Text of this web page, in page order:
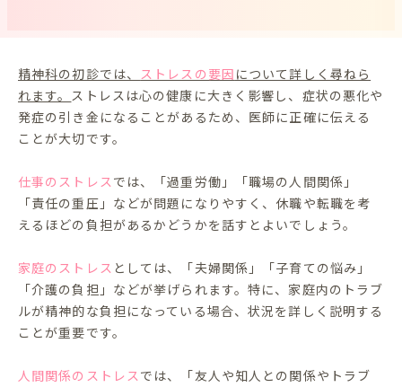
精神科の初診では、 ストレスの要因 について詳しく尋ねら
れます。 ストレスは心の健康に大きく影響し、症状の悪化や
発症の引き金になることがあるため、医師に正確に伝える
ことが大切です。
仕事のストレスでは、「過重労働」「職場の人間関係」
「責任の重圧」などが問題になりやすく、休職や転職を考
えるほどの負担があるかどうかを話すとよいでしょう。
家庭のストレス としては、「夫婦関係」「子育ての悩み」
「介護の負担」などが挙げられます。特に、家庭内のトラブ
ルが精神的な負担になっている場合、状況を詳しく説明する
ことが重要です。
人間関係のストレスでは、「友人や知人との関係やトラブ